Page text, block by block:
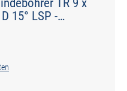
15° LSP -